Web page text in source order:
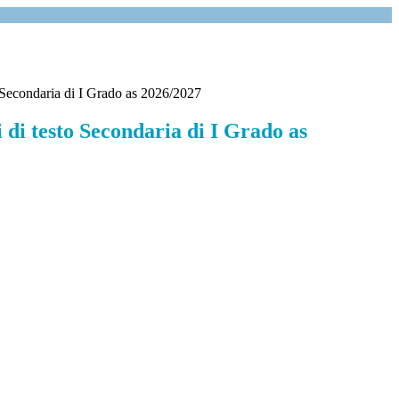
di I Grado as 2026/2027
testo Secondaria di I Grado as